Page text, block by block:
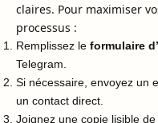
claires. Pour maximiser
processus :
Remplissez le formulaire
Telegram.
Si nécessaire, envoyez un
un contact direct.
Joignez une copie lisible de